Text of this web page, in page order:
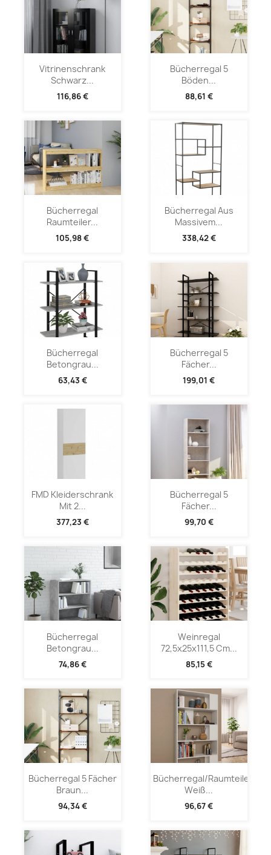
Vitrinenschrank
Schwarz...
116,86 €
Bücherregal 5
Böden...
88,61 €
Bücherregal
Raumteiler...
105,98 €
Bücherregal Aus
Massivem...
338,42 €
Bücherregal
Betongrau...
63,43 €
Bücherregal 5
Fächer...
199,01 €
FMD Kleiderschrank
Mit 2...
377,23 €
Bücherregal 5
Fächer...
99,70 €
Bücherregal
Betongrau...
74,86 €
Weinregal
72,5x25x111,5 Cm...
85,15 €
Bücherregal 5 Fächer
Braun...
94,34 €
Bücherregal/Raumteiler
Weiß...
96,67 €